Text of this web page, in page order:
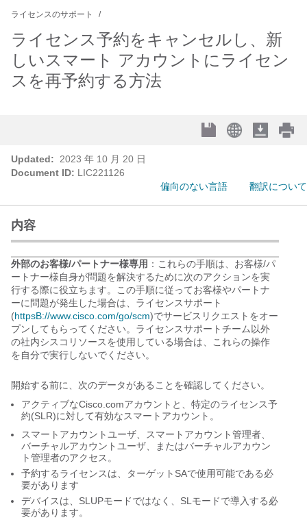
ライセンスのサポート
ライセンス予約をキャンセルし、新
しいスマート アカウントにライセン
スを再予約する方法
Updated:
2023 年 10 月 20 日
Document ID: LIC221126
偏向のない言語
翻訳について
内容
外部のお客様/パートナー様専用 ：これらの手順は、お客様/パ
ートナー様自身が問題を解決するために次のアクションを実
行する際に役立ちます。
この手順に従ってお客様やパートナ
ーに問題が発生した場合は、ライセンスサポート
(httpsB://www.cisco.com/go/scm)でサービスリクエストをオー
プンしてもらってください。 ライセンスサポートチーム以外
の社内シスコリソースを使用している場合は、これらの操作
を自分で実行しないでください。
開始する前に、次のデータがあることを確認してください。
アクティブなCisco.comアカウントと、特定のライセンス予
約(SLR)に対して有効なスマートアカウント。
スマートアカウントユーザ、スマートアカウント管理者、
バーチャルアカウントユーザ、またはバーチャルアカウン
ト管理者のアクセス。
予約するライセンスは、ターゲットSAで使用可能である必
要があります
デバイスは、SLUPモードではなく、SLモードで導入する必
要があります。